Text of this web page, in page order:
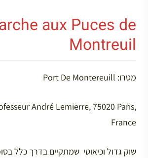
aux Puces de
Montreuil‬‬‬‬‬
מטרו: Port De Montereuill
André Lemierre, 75020 Paris,
France
שוק גדול וכיאוטי ‬‬ שמתקיים בדרך כלל